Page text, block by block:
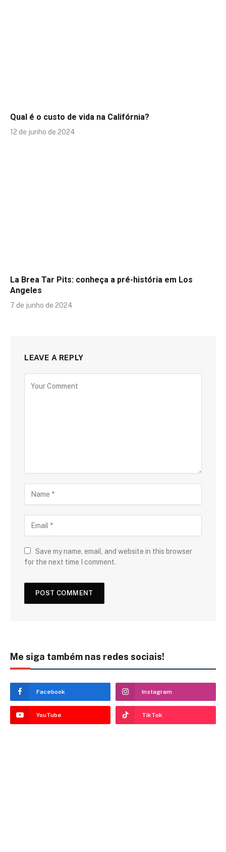
Qual é o custo de vida na Califórnia?
12 de junho de 2024
La Brea Tar Pits: conheça a pré-história em Los
Angeles
7 de junho de 2024
LEAVE A REPLY
Save my name, email, and website in this browser
for the next time I comment.
Me siga também nas redes sociais!
Facebook Instagram
YouTube TikTok